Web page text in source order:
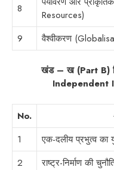
8
Resources)
9
वैश्वीकरण
खंड – ख (Part B)
Independent
No.
1
एक-दलीय प्रभुत्व का
2
राष्ट्र-निर्माण की